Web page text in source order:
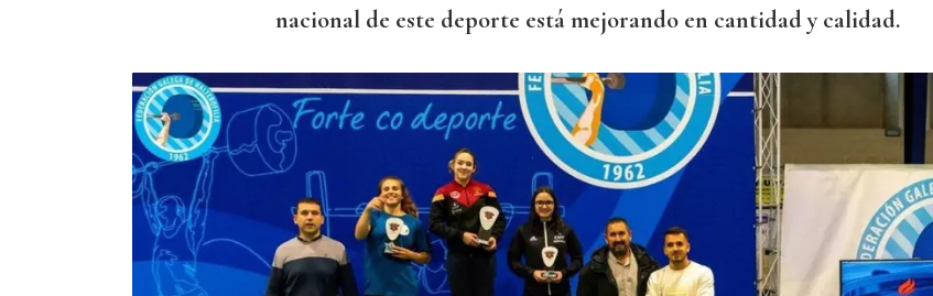
nacional de este deporte está mejorando en cantidad y calidad.